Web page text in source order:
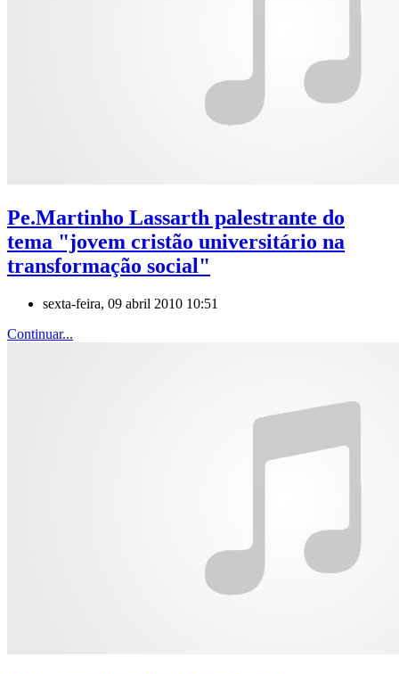
Pe.Martinho Lassarth palestrante do
tema "jovem cristão universitário na
transformação social"
sexta-feira, 09 abril 2010 10:51
Continuar...